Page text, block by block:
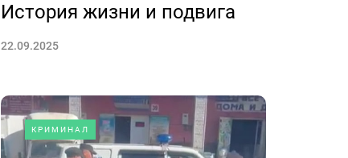
История жизни и подвига
22.09.2025
КРИМИНАЛ